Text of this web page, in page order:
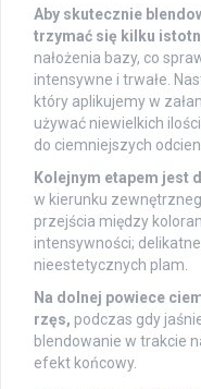
Aby skutecznie
trzymać się kilku
nałożenia bazy, co
intensywne i trwałe.
który aplikujemy w
używać niewielkich
do ciemniejszych
Kolejnym etapem jest
w kierunku
przejścia między
intensywności;
nieestetycznych plam.
Na dolnej powiece
rzęs, podczas gdy
blendowanie w trakcie
efekt końcowy.